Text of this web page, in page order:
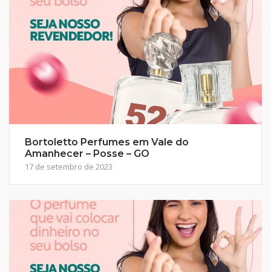
Bortoletto Perfumes em Vale do
Amanhecer – Posse – GO
17 de setembro de 2023